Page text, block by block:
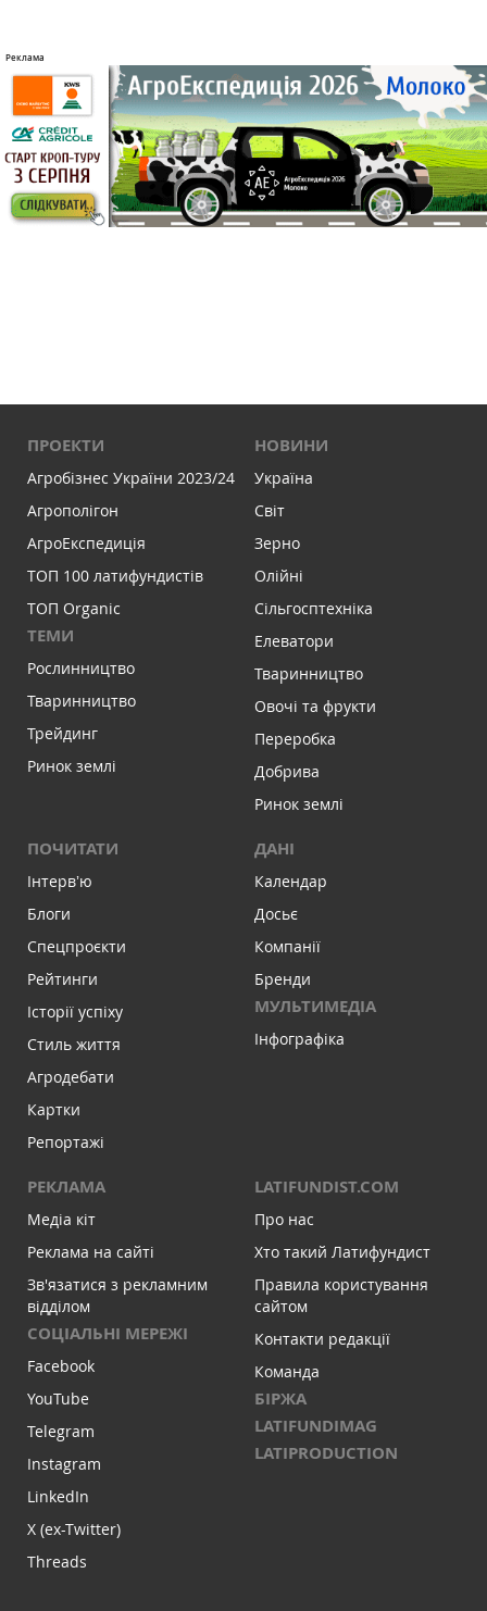
ПРОЕКТИ
Агробізнес України 2023/24
Агрополігон
АгроЕкспедиція
ТОП 100 латифундистів
ТОП Organic
ТЕМИ
Рослинництво
Тваринництво
Трейдинг
Ринок землі
НОВИНИ
Україна
Світ
Зерно
Олійні
Сільгосптехніка
Елеватори
Тваринництво
Овочі та фрукти
Переробка
Добрива
Ринок землі
ПОЧИТАТИ
Інтервʼю
Блоги
Спецпроєкти
Рейтинги
Історії успіху
Стиль життя
Агродебати
Картки
Репортажі
ДАНІ
Календар
Досьє
Компанії
Бренди
МУЛЬТИМЕДІА
Інфографіка
РЕКЛАМА
Медіа кіт
Реклама на сайті
Зв'язатися з рекламним
відділом
СОЦІАЛЬНІ МЕРЕЖІ
Facebook
YouTube
Telegram
Instagram
LinkedIn
X (ex-Twitter)
Threads
LATIFUNDIST.COM
Про нас
Хто такий Латифундист
Правила користування
сайтом
Контакти редакції
Команда
БІРЖА
LATIFUNDIMAG
LATIPRODUCTION